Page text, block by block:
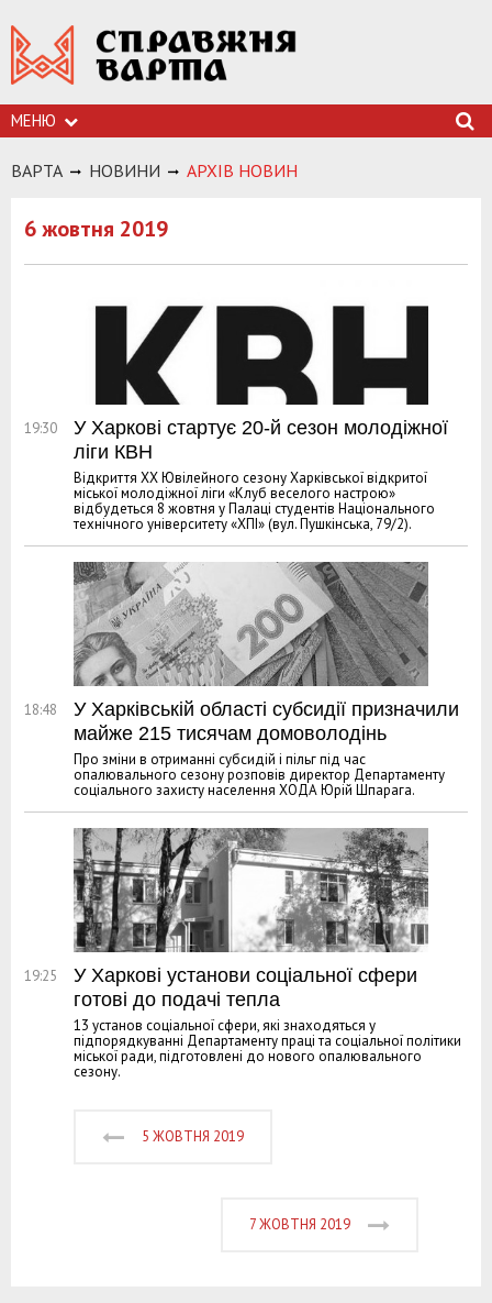
МЕНЮ
ВАРТА НОВИНИ АРХIВ НОВИН
6 жовтня 2019
19:30
У Харкові стартує 20-й сезон молодіжної
ліги КВН
Відкриття XX Ювілейного сезону Харківської відкритої
міської молодіжної ліги «Клуб веселого настрою»
відбудеться 8 жовтня у Палаці студентів Національного
технічного університету «ХПІ» (вул. Пушкінська, 79/2).
18:48
У Харківській області субсидії призначили
майже 215 тисячам домоволодінь
Про зміни в отриманні субсидій і пільг під час
опалювального сезону розповів директор Департаменту
соціального захисту населення ХОДА Юрій Шпарага.
19:25
У Харкові установи соціальної сфери
готові до подачі тепла
13 установ соціальної сфери, які знаходяться у
підпорядкуванні Департаменту праці та соціальної політики
міської ради, підготовлені до нового опалювального
сезону.
5 ЖОВТНЯ 2019
7 ЖОВТНЯ 2019